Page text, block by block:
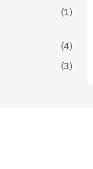
(1)
(4)
(3)